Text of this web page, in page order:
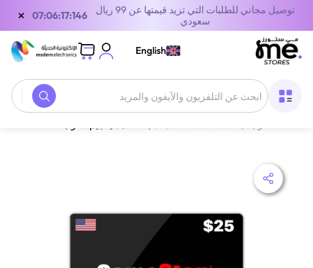
توصيل مجاني للطلبات التي تزيد قيمتها عن 99 ريال
سعودي
07:06:17:146
×
English